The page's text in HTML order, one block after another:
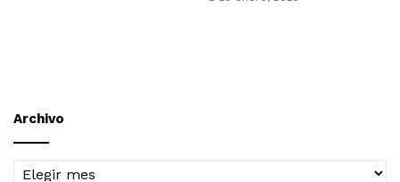
Archivo
Archivo